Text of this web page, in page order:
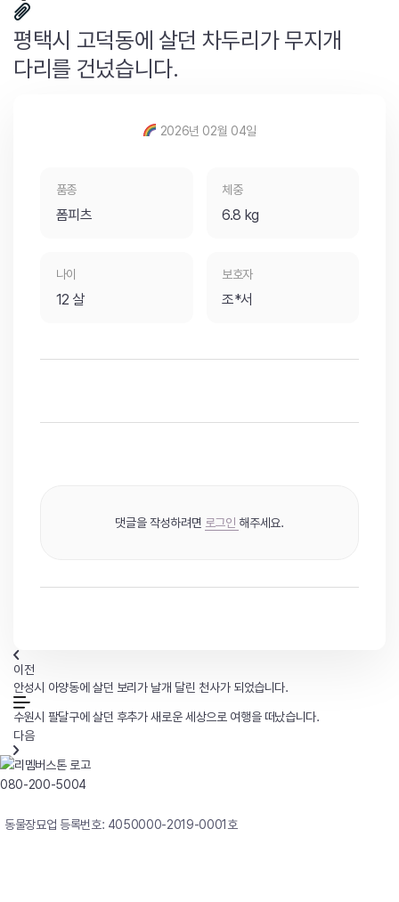
평택시 고덕동에 살던 차두리가 무지개
다리를 건넜습니다.
2026년 02월 04일
품종
폼피츠
체중
6.8 kg
나이
12 살
보호자
조*서
댓글을 작성하려면 로그인 해주세요.
이전
안성시 아양동에 살던 보리가 날개 달린 천사가 되었습니다.
수원시 팔달구에 살던 후추가 새로운 세상으로 여행을 떠났습니다.
다음
080-200-5004
동물장묘업 등록번호: 4050000-2019-0001호